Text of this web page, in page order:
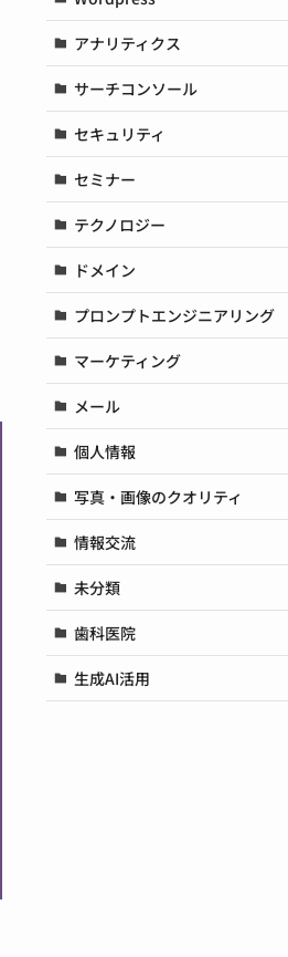
アナリティクス
サーチコンソール
セキュリティ
セミナー
テクノロジー
ドメイン
プロンプトエンジニアリング
マーケティング
メール
個人情報
写真・画像のクオリティ
情報交流
未分類
歯科医院
生成AI活用